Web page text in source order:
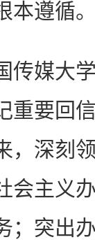
本遵循
媒大学
重要回
，深刻
会主义
；突出